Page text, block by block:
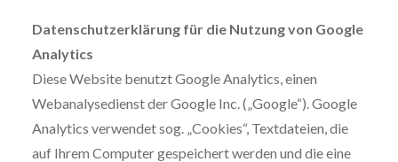
Datenschutzerklärung für die Nutzung von Google
Analytics
Diese Website benutzt Google Analytics, einen
Webanalysedienst der Google Inc. („Google“). Google
Analytics verwendet sog. „Cookies“, Textdateien, die
auf Ihrem Computer gespeichert werden und die eine